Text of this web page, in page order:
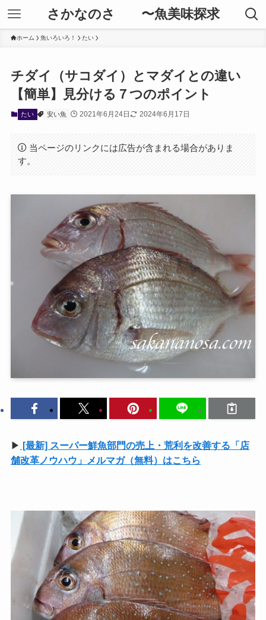
さかなのさ 〜魚美味探求
ホーム 魚いろいろ！ たい
チダイ（サコダイ）とマダイとの違い
【簡単】見分ける７つのポイント
たい 安い魚 2021年6月24日 2024年6月17日
当ページのリンクには広告が含まれる場合がありま
す。
▶ [最新] スーパー鮮魚部門の売上・荒利を改善する「店
舗改革ノウハウ」メルマガ（無料）はこちら